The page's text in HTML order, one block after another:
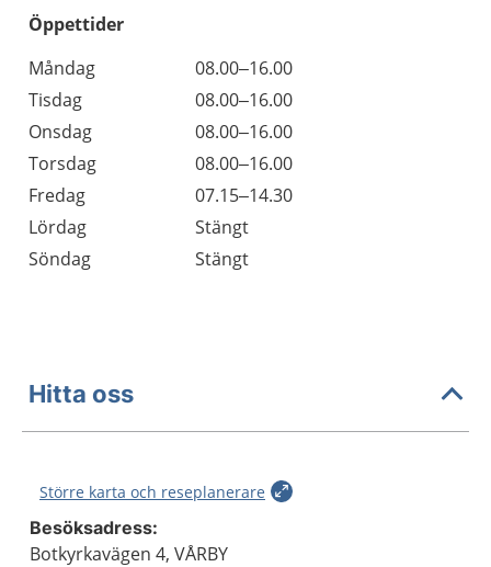
Öppettider
Dag
Öppettider
Kommentarer
Måndag
08.00–16.00
Tisdag
08.00–16.00
Onsdag
08.00–16.00
Torsdag
08.00–16.00
Fredag
07.15–14.30
Lördag
Stängt
Söndag
Stängt
Hitta oss
Större karta och reseplanerare
Besöksadress:
Botkyrkavägen 4, VÅRBY